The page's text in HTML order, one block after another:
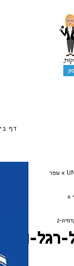
דף
» עופר
»
2
רגל-